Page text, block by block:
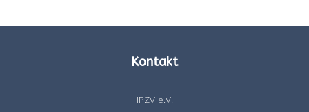
Kontakt
IPZV e.V.